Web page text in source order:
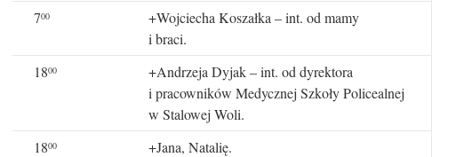
700
+Wojciecha Koszałka – int. od mamy
i braci.
1800
+Andrzeja Dyjak – int. od dyrektora
i pracowników Medycznej Szkoły Policealnej
w Stalowej Woli.
1800 +Jana, Natalię.